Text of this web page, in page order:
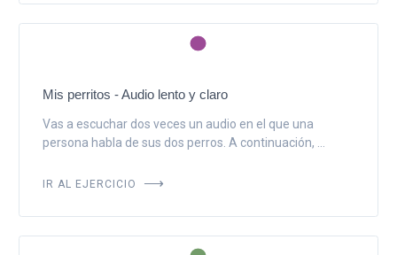
Mis perritos - Audio lento y claro
Vas a escuchar dos veces un audio en el que una
persona habla de sus dos perros. A continuación, ...
IR AL EJERCICIO